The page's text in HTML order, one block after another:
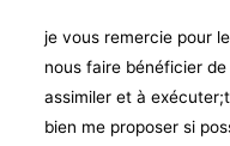
je vous remercie pour
nous faire bénéficier
assimiler et à
bien me proposer si